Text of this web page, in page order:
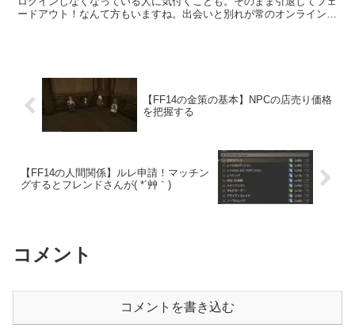
ードアウト！なんて方もいますね。出会いと別れが常のオンラインゲ
【FF14の金策の基本】NPCの店売り価格
を把握する
【FF14の人間関係】ルレ申請！マッチン
グするとフレンドさんが( *´艸｀)
コメント
コメントを書き込む